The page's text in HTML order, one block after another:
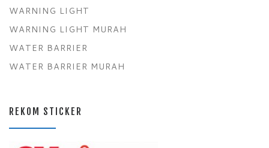
WARNING LIGHT
WARNING LIGHT MURAH
WATER BARRIER
WATER BARRIER MURAH
REKOM STICKER